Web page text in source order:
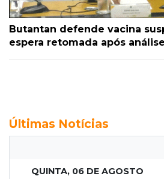
Butantan defende vacina
espera retomada após
Últimas Notícias
QUINTA, 06 DE AGOSTO